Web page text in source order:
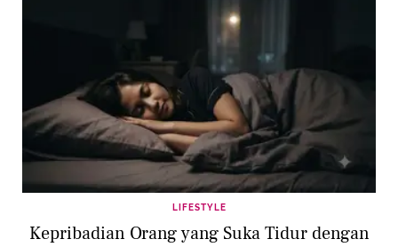
LIFESTYLE
Kepribadian Orang yang Suka Tidur dengan